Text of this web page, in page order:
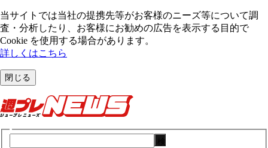
当サイトでは当社の提携先等がお客様のニーズ等について調
査・分析したり、お客様にお勧めの広告を表⽰する⽬的で
Cookie を使⽤する場合があります。
詳しくはこちら
閉じる